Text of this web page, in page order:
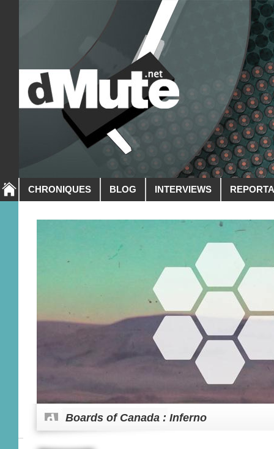
CHRONIQUES BLOG INTERVIEWS
Boards of Canada : Inferno